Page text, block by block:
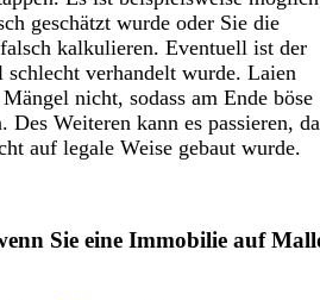
geschätzt wurde oder Sie die
kalkulieren. Eventuell ist der
verhandelt wurde. Laien
nicht, sodass am Ende böse
Des Weiteren kann es passieren,
auf legale Weise gebaut wurde.
Sie eine Immobilie auf